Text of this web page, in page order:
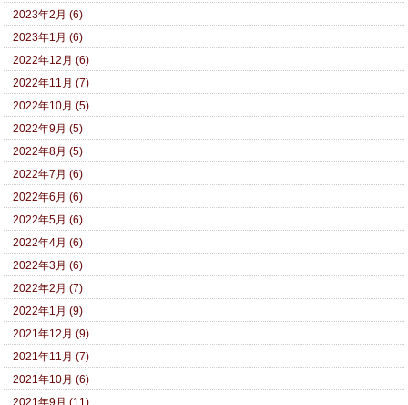
2023年2月 (6)
2023年1月 (6)
2022年12月 (6)
2022年11月 (7)
2022年10月 (5)
2022年9月 (5)
2022年8月 (5)
2022年7月 (6)
2022年6月 (6)
2022年5月 (6)
2022年4月 (6)
2022年3月 (6)
2022年2月 (7)
2022年1月 (9)
2021年12月 (9)
2021年11月 (7)
2021年10月 (6)
2021年9月 (11)